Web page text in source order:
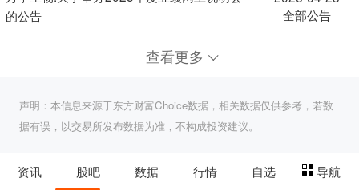
的公告
全部公告
查看更多
声明：本信息来源于东方财富Choice数据，相关数据仅供参考，若数
据有误，以交易所发布数据为准，不构成投资建议。
资讯 股吧 数据 行情 自选
导航